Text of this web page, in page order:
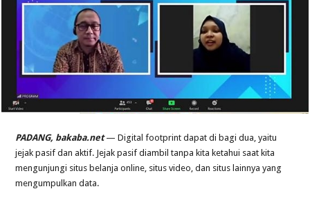
PADANG, bakaba.net— Digital footprint dapat di bagi dua, yaitu
jejak pasif dan aktif. Jejak pasif diambil tanpa kita ketahui saat kita
mengunjungi situs belanja online, situs video, dan situs lainnya yang
mengumpulkan data.